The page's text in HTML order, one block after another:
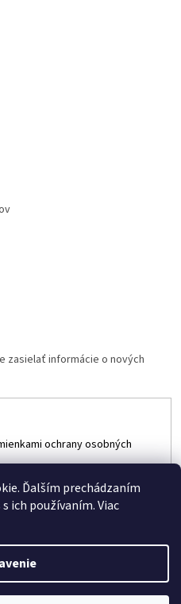
Ďalším prechádzaním
ich používaním. Viac
zasielať informácie o nových
ochrany osobných
Shoptet